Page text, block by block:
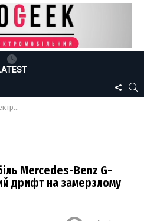
US
озері
Mercedes-Benz G-
дрифт на замерзлому